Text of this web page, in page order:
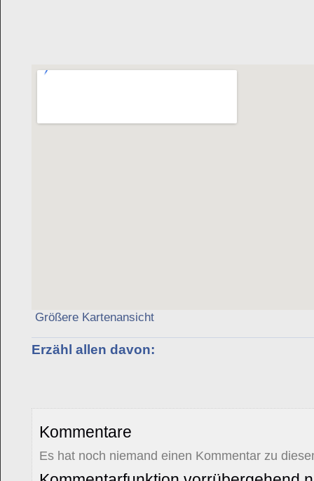
Größere Kartenansicht
Erzähl allen davon:
Kommentare
Es hat noch niemand einen Kommentar zu